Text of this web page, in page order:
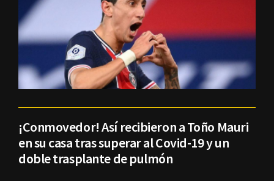
¡Conmovedor! Así recibieron a Toño Mauri
en su casa tras superar al Covid-19 y un
doble trasplante de pulmón